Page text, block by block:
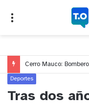
Deportes
Tras dos